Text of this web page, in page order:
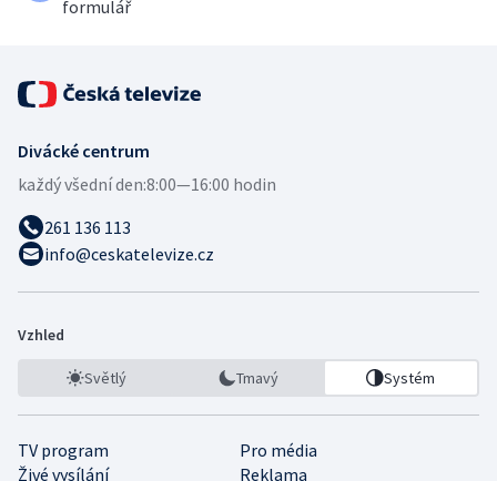
formulář
Divácké centrum
každý všední den:8:00—16:00 hodin
261 136 113
info@ceskatelevize.cz
Vzhled
Světlý Tmavý Systém
TV program
Pro média
Živé vysílání
Reklama